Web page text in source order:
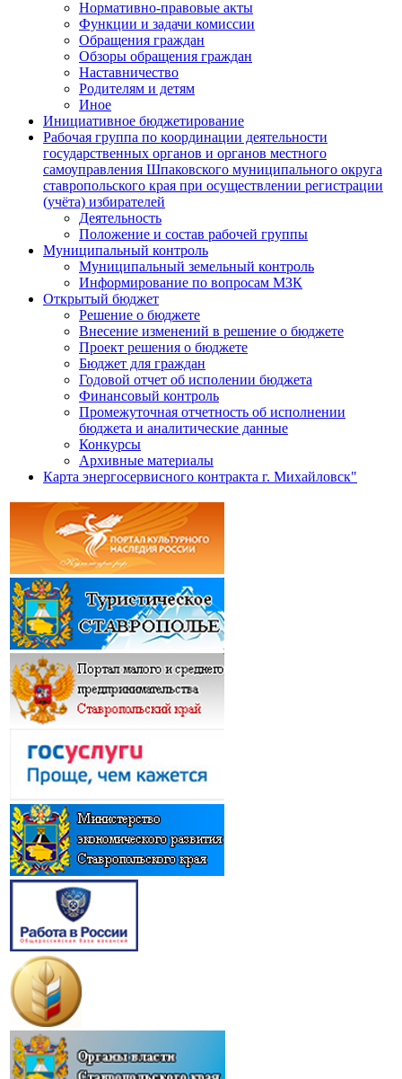
Нормативно-правовые акты
Функции и задачи комиссии
Обращения граждан
Обзоры обращения граждан
Наставничество
Родителям и детям
Иное
Инициативное бюджетирование
Рабочая группа по координации деятельности
государственных органов и органов местного
самоуправления Шпаковского муниципального округа
ставропольского края при осуществлении регистрации
(учёта) избирателей
Деятельность
Положение и состав рабочей группы
Муниципальный контроль
Муниципальный земельный контроль
Информирование по вопросам МЗК
Открытый бюджет
Решение о бюджете
Внесение изменений в решение о бюджете
Проект решения о бюджете
Бюджет для граждан
Годовой отчет об исполении бюджета
Финансовый контроль
Промежуточная отчетность об исполнении
бюджета и аналитические данные
Конкурсы
Архивные материалы
Карта энергосервисного контракта г. Михайловск"